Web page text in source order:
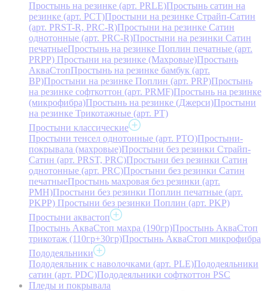
Простынь на резинке (арт. PRLE)Простынь сатин на
резинке (арт. PCT)Простыни на резинке Страйп-Сатин
(арт. PRST-R, PRC-R)Простыни на резинке Сатин
однотонные (арт. PRC-R)Простыни на резинки Сатин
печатныеПростынь на резинке Поплин печатные (арт.
PRPP) Простыни на резинке (Махровые)Простынь
АкваСтопПростынь на резинке бамбук (арт.
BP)Простыни на резинке Поплин (арт. PRP)Простынь
на резинке софткоттон (арт. PRMF)Простынь на резинке
(микрофибра)Простынь на резинке (Джерси)Простыни
на резинке Трикотажные (арт. РТ)
Простыни классические
Простыни тенсел однотонные (арт. PTO)Простыни-
покрывала (махровые)Простыни без резинки Страйп-
Сатин (арт. PRST, PRC)Простыни без резинки Сатин
однотонные (арт. PRC)Простыни без резинки Сатин
печатныеПростынь махровая без резинки (арт.
PMH)Простыни без резинки Поплин печатные (арт.
PKPP) Простыни без резинки Поплин (арт. PKP)
Простыни аквастоп
Простынь АкваСтоп махра (190гр)Простынь АкваСтоп
трикотаж (110гр+30гр)Простынь АкваСтоп микрофибра
Пододеяльники
Пододеяльник с наволочками (арт. PLE)Пододеяльники
сатин (арт. PDC)Пододеяльники софткоттон PSC
Пледы и покрывала